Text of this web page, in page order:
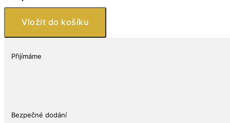
na
včetně
Vložit do košíku
Přijímáme
Bezpečné dodání